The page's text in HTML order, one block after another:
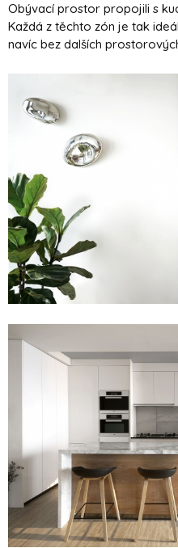
Obývací prostor propojili s
Každá z těchto zón je tak
navíc bez dalších